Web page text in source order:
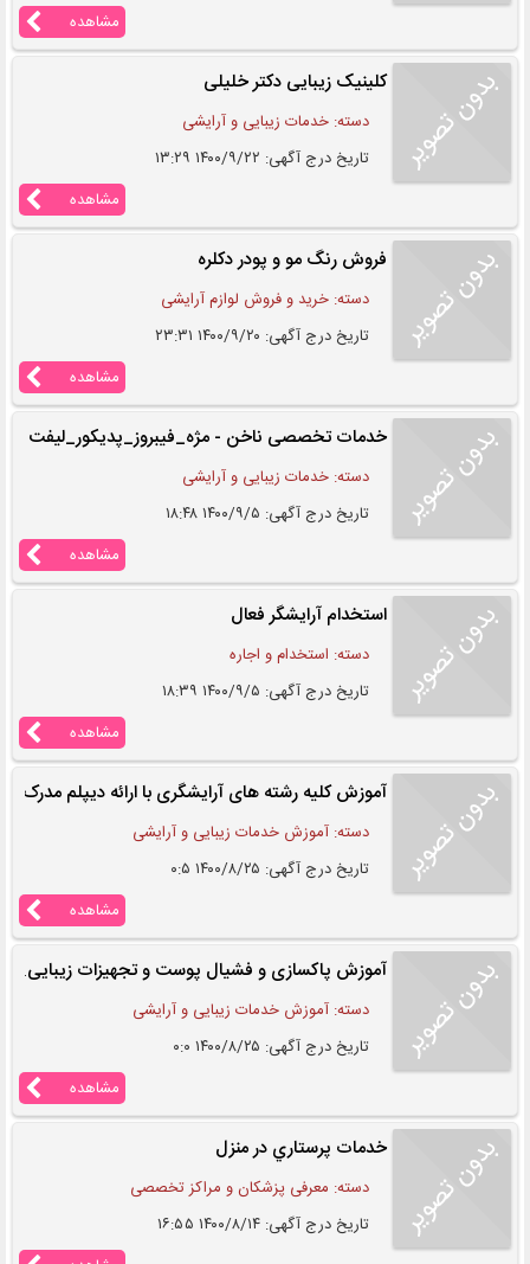
مشاهده
کلینیک زیبایی دکتر خلیلی
دسته: خدمات زیبایی و آرایشی
تاریخ درج آگهی: ۱۴۰۰/۹/۲۲ ۱۳:۲۹
مشاهده
فروش رنگ مو و پودر دکلره
دسته: خرید و فروش لوازم آرایشی
تاریخ درج آگهی: ۱۴۰۰/۹/۲۰ ۲۳:۳۱
مشاهده
خدمات تخصصی ناخن - مژه_فیبروز_پدیکور_لیفت
دسته: خدمات زیبایی و آرایشی
تاریخ درج آگهی: ۱۴۰۰/۹/۵ ۱۸:۴۸
مشاهده
استخدام آرایشگر فعال
دسته: استخدام و اجاره
تاریخ درج آگهی: ۱۴۰۰/۹/۵ ۱۸:۳۹
مشاهده
آموزش کلیه رشته های آرایشگری با ارائه دیپلم مدرک
دسته: آموزش خدمات زیبایی و آرایشی
تاریخ درج آگهی: ۱۴۰۰/۸/۲۵ ۰:۵
مشاهده
آموزش پاکسازی و فشیال پوست و تجهیزات زیبایی
دسته: آموزش خدمات زیبایی و آرایشی
تاریخ درج آگهی: ۱۴۰۰/۸/۲۵ ۰:۰
مشاهده
خدمات پرستاري در منزل
دسته: معرفی پزشکان و مراکز تخصصی
تاریخ درج آگهی: ۱۴۰۰/۸/۱۴ ۱۶:۵۵